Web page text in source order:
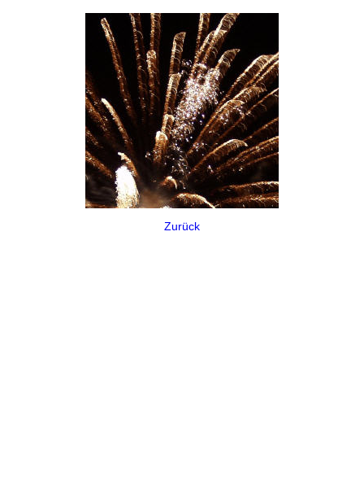
Zurück